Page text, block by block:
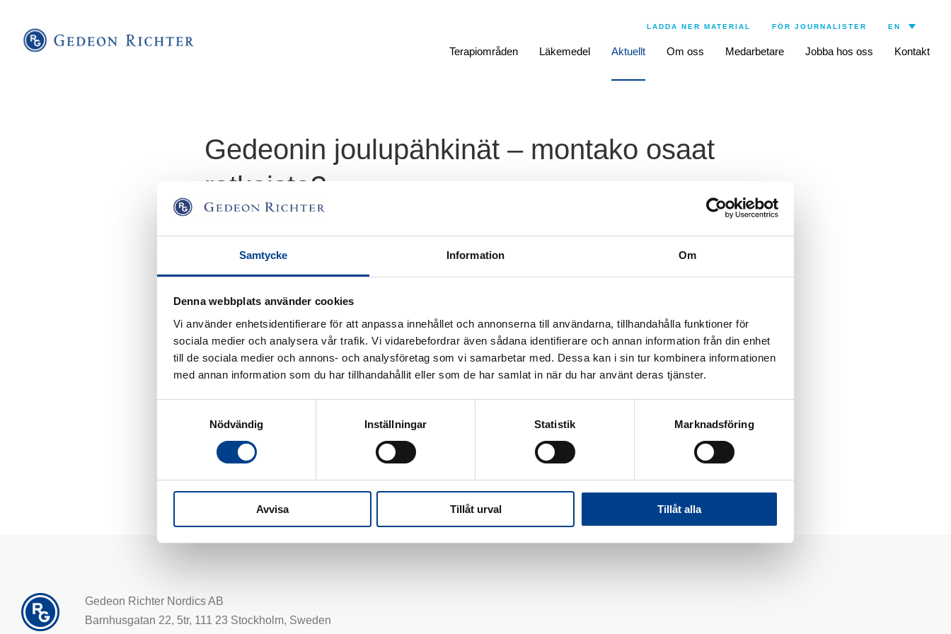
Samtycke Information Om
Denna webbplats använder cookies
Vi använder enhetsidentifierare för att anpassa innehållet och annonserna till användarna, tillhandahålla funktioner för
sociala medier och analysera vår trafik. Vi vidarebefordrar även sådana identifierare och annan information från din enhet
till de sociala medier och annons- och analysföretag som vi samarbetar med. Dessa kan i sin tur kombinera informationen
med annan information som du har tillhandahållit eller som de har samlat in när du har använt deras tjänster.
Nödvändig
Inställningar Statistik Marknadsföring
Avvisa Tillåt urval Tillåt alla
LADDA NER MATERIAL FÖR JOURNALISTER
Terapiområden Läkemedel Aktuellt Om oss Medarbetare Jobba hos oss Kontakt
Gedeonin joulupähkinät – montako osaat
ratkaista?
Alkaa
Gedeon Richter Nordics AB
Barnhusgatan 22, 5tr, 111 23 Stockholm, Sweden